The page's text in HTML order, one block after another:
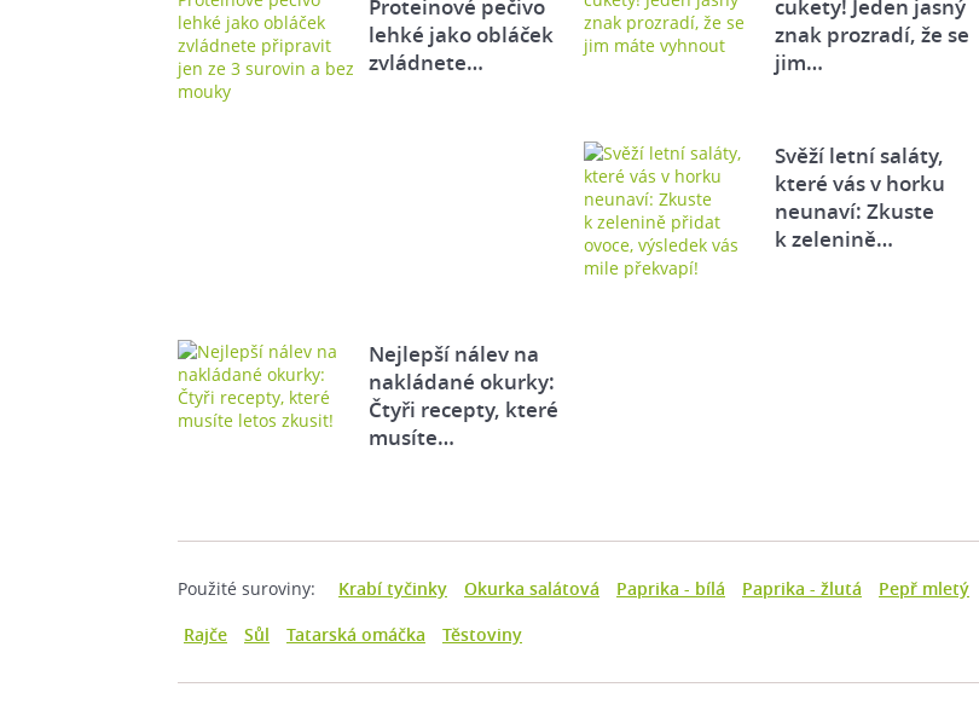
Proteinové pečivo
lehké jako obláček
zvládnete…
cukety! Jeden jasný
znak prozradí, že se
jim…
Svěží letní saláty,
které vás v horku
neunaví: Zkuste
k zelenině…
Nejlepší nálev na
nakládané okurky:
Čtyři recepty, které
musíte…
Použité suroviny: Krabí tyčinky Okurka salátová Paprika - bílá Paprika - žlutá
Pepř mletý
Rajče
Sůl Tatarská omáčka Těstoviny